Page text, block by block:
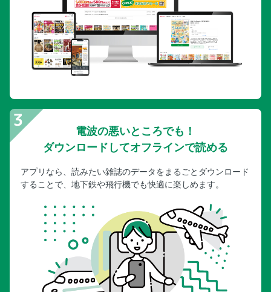
電波の悪いところでも！
ダウンロードしてオフラインで読める
アプリなら、読みたい雑誌のデータをまるごとダウンロード
することで、地下鉄や飛行機でも快適に楽しめます。